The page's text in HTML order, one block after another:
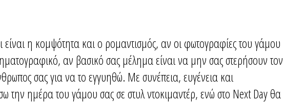
η κομψότητα και ο ρομαντισμός, αν οι φωτογραφίες του γάμου
αν βασικό σας μέλημα είναι να μην σας στερήσουν τον
σας για να το εγγυηθώ. Με συνέπεια, ευγένεια και
την ημέρα του γάμου σας σε στυλ ντοκιμαντέρ, ενώ στο Next Day θα